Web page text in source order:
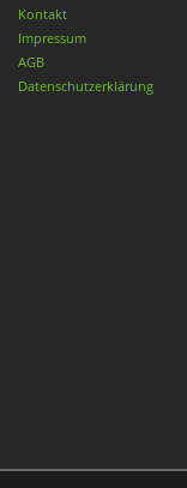
Kontakt
Impressum
AGB
Datenschutzerklärung